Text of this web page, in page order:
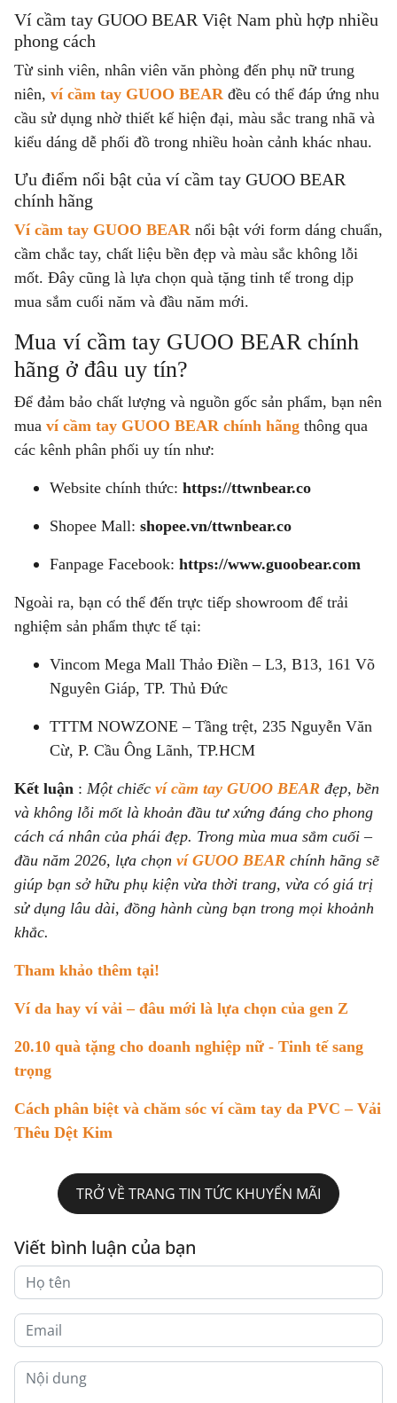
Ví cầm tay GUOO BEAR Việt Nam phù hợp nhiều
phong cách
Từ sinh viên, nhân viên văn phòng đến phụ nữ trung
niên, ví cầm tay GUOO BEAR đều có thể đáp ứng nhu
cầu sử dụng nhờ thiết kế hiện đại, màu sắc trang nhã và
kiểu dáng dễ phối đồ trong nhiều hoàn cảnh khác nhau.
Ưu điểm nổi bật của ví cầm tay GUOO BEAR
chính hãng
Ví cầm tay GUOO BEAR nổi bật với form dáng chuẩn,
cầm chắc tay, chất liệu bền đẹp và màu sắc không lỗi
mốt. Đây cũng là lựa chọn quà tặng tinh tế trong dịp
mua sắm cuối năm và đầu năm mới.
Mua ví cầm tay GUOO BEAR chính
hãng ở đâu uy tín?
Để đảm bảo chất lượng và nguồn gốc sản phẩm, bạn nên
mua ví cầm tay GUOO BEAR chính hãng thông qua
các kênh phân phối uy tín như:
Website chính thức: https://ttwnbear.co
Shopee Mall: shopee.vn/ttwnbear.co
Fanpage Facebook: https://www.guoobear.com
Ngoài ra, bạn có thể đến trực tiếp showroom để trải
nghiệm sản phẩm thực tế tại:
Vincom Mega Mall Thảo Điền – L3, B13, 161 Võ
Nguyên Giáp, TP. Thủ Đức
TTTM NOWZONE – Tầng trệt, 235 Nguyễn Văn
Cừ, P. Cầu Ông Lãnh, TP.HCM
Kết luận : Một chiếc ví cầm tay GUOO BEAR đẹp, bền
và không lỗi mốt là khoản đầu tư xứng đáng cho phong
cách cá nhân của phái đẹp. Trong mùa mua sắm cuối –
đầu năm 2026, lựa chọn ví GUOO BEAR chính hãng sẽ
giúp bạn sở hữu phụ kiện vừa thời trang, vừa có giá trị
sử dụng lâu dài, đồng hành cùng bạn trong mọi khoảnh
khắc.
Tham khảo thêm tại!
Ví da hay ví vải – đâu mới là lựa chọn của gen Z
20.10 quà tặng cho doanh nghiệp nữ - Tinh tế sang
trọng
Cách phân biệt và chăm sóc ví cầm tay da PVC – Vải
Thêu Dệt Kim
TRỞ VỀ TRANG TIN TỨC KHUYẾN MÃI
Viết bình luận của bạn